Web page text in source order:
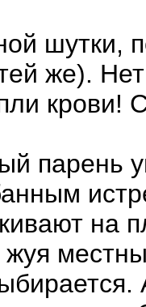
шутки,
же).
крови!
парень
на
жуя